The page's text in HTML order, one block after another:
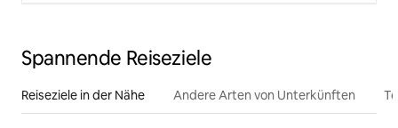
Spannende Reiseziele
Reiseziele in der Nähe Andere Arten von Unterkünften